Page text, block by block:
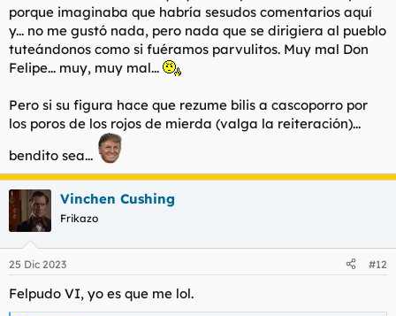
porque imaginaba que habría sesudos comentarios aquí
y... no me gustó nada, pero nada que se dirigiera al pueblo
tuteándonos como si fuéramos parvulitos. Muy mal Don
Felipe... muy, muy mal...
Pero si su figura hace que rezume bilis a cascoporro por
los poros de los rojos de mierda (valga la reiteración)...
bendito sea...
Vinchen Cushing
Frikazo
25 Dic 2023 #12
Felpudo VI, yo es que me lol.